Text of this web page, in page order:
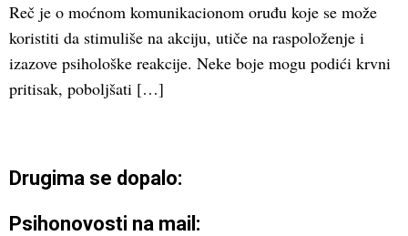
Reč je o moćnom komunikacionom oruđu koje se može
koristiti da stimuliše na akciju, utiče na raspoloženje i
izazove psihološke reakcije. Neke boje mogu podići krvni
pritisak, poboljšati […]
Drugima se dopalo:
Psihonovosti na mail: